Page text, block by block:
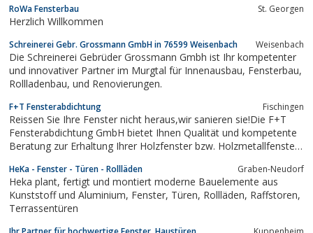
RoWa Fensterbau St. Georgen
Herzlich Willkommen
Schreinerei Gebr. Grossmann GmbH in 76599 Weisenbach Weisenbach
Die Schreinerei Gebrüder Grossmann Gmbh ist Ihr kompetenter
und innovativer Partner im Murgtal für Innenausbau, Fensterbau,
Rollladenbau, und Renovierungen.
F+T Fensterabdichtung Fischingen
Reissen Sie Ihre Fenster nicht heraus,wir sanieren sie!Die F+T
Fensterabdichtung GmbH bietet Ihnen Qualität und kompetente
Beratung zur Erhaltung Ihrer Holzfenster bzw. Holzmetallfenster.
und seit dem Jahr 2004 ist F+T Fensterabdichtung auch auf dem
deutschen...
HeKa - Fenster - Türen - Rollläden Graben-Neudorf
Heka plant, fertigt und montiert moderne Bauelemente aus
Kunststoff und Aluminium, Fenster, Türen, Rollläden, Raffstoren,
Terrassentüren